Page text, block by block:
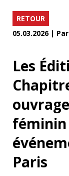
RETOUR
05.03.2026 |
Les
Paris